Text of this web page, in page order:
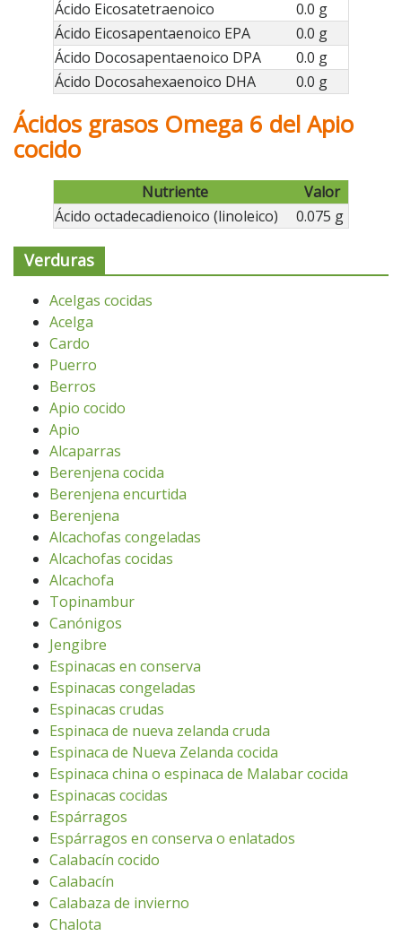
Ácido Eicosatetraenoico
0.0 g
Ácido Eicosapentaenoico EPA
0.0 g
Ácido Docosapentaenoico DPA
0.0 g
Ácido Docosahexaenoico DHA
0.0 g
Ácidos grasos Omega 6 del Apio
cocido
Nutriente
Valor
Ácido octadecadienoico (linoleico)
0.075 g
Verduras
Acelgas cocidas
Acelga
Cardo
Puerro
Berros
Apio cocido
Apio
Alcaparras
Berenjena cocida
Berenjena encurtida
Berenjena
Alcachofas congeladas
Alcachofas cocidas
Alcachofa
Topinambur
Canónigos
Jengibre
Espinacas en conserva
Espinacas congeladas
Espinacas crudas
Espinaca de nueva zelanda cruda
Espinaca de Nueva Zelanda cocida
Espinaca china o espinaca de Malabar cocida
Espinacas cocidas
Espárragos
Espárragos en conserva o enlatados
Calabacín cocido
Calabacín
Calabaza de invierno
Chalota